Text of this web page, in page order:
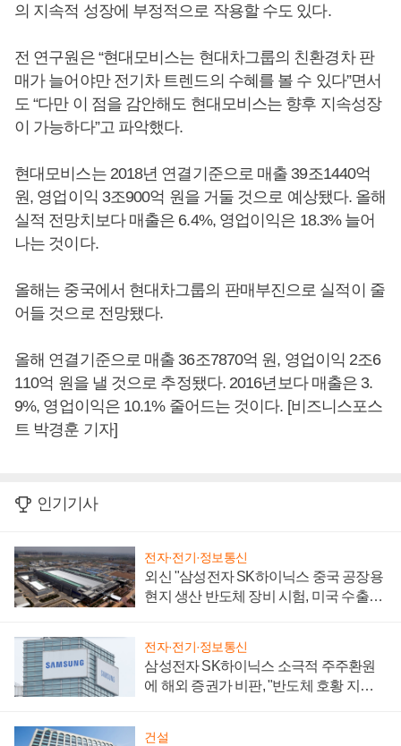
의 지속적 성장에 부정적으로 작용할 수도 있다.
전 연구원은 “현대모비스는 현대차그룹의 친환경차 판
매가 늘어야만 전기차 트렌드의 수혜를 볼 수 있다”면서
도 “다만 이 점을 감안해도 현대모비스는 향후 지속성장
이 가능하다”고 파악했다.
현대모비스는 2018년 연결기준으로 매출 39조1440억
원, 영업이익 3조900억 원을 거둘 것으로 예상됐다. 올해
실적 전망치보다 매출은 6.4%, 영업이익은 18.3% 늘어
나는 것이다.
올해는 중국에서 현대차그룹의 판매부진으로 실적이 줄
어들 것으로 전망됐다.
올해 연결기준으로 매출 36조7870억 원, 영업이익 2조6
110억 원을 낼 것으로 추정됐다. 2016년보다 매출은 3.
9%, 영업이익은 10.1% 줄어드는 것이다. [비즈니스포스
트 박경훈 기자]
인기기사
전자·전기·정보통신
외신 "삼성전자 SK하이닉스 중국 공장용
현지 생산 반도체 장비 시험, 미국 수출통
전자·전기·정보통신
삼성전자 SK하이닉스 소극적 주주환원
에 해외 증권가 비판, "반도체 호황 지속
건설